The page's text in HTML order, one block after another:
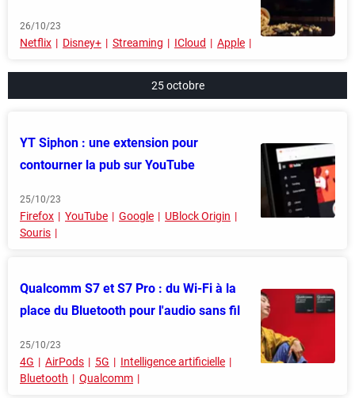
26/10/23
Netflix Disney+ Streaming ICloud Apple
25 octobre
YT Siphon : une extension pour
contourner la pub sur YouTube
25/10/23
Firefox YouTube Google
UBlock Origin
Souris
Qualcomm S7 et S7 Pro : du Wi-Fi à la
place du Bluetooth pour l'audio sans fil
25/10/23
4G AirPods 5G
Intelligence artificielle
Bluetooth
Qualcomm